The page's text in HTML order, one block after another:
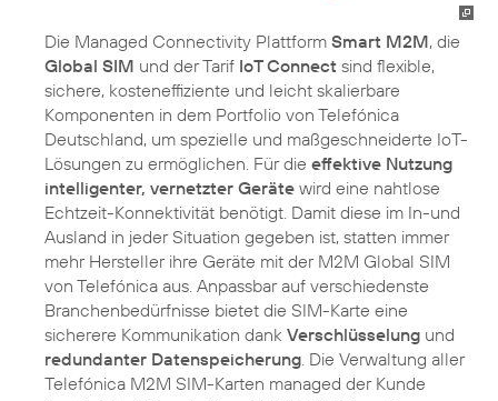
Die Managed Connectivity Plattform Smart M2M, die
Global SIM und der Tarif IoT Connect sind flexible,
sichere, kosteneffiziente und leicht skalierbare
Komponenten in dem Portfolio von Telefónica
Deutschland, um spezielle und maßgeschneiderte IoT-
Lösungen zu ermöglichen. Für die effektive Nutzung
intelligenter, vernetzter Geräte wird eine nahtlose
Echtzeit-Konnektivität benötigt. Damit diese im In-und
Ausland in jeder Situation gegeben ist, statten immer
mehr Hersteller ihre Geräte mit der M2M Global SIM
von Telefónica aus. Anpassbar auf verschiedenste
Branchenbedürfnisse bietet die SIM-Karte eine
sicherere Kommunikation dank Verschlüsselung und
redundanter Datenspeicherung. Die Verwaltung aller
Telefónica M2M SIM-Karten managed der Kunde